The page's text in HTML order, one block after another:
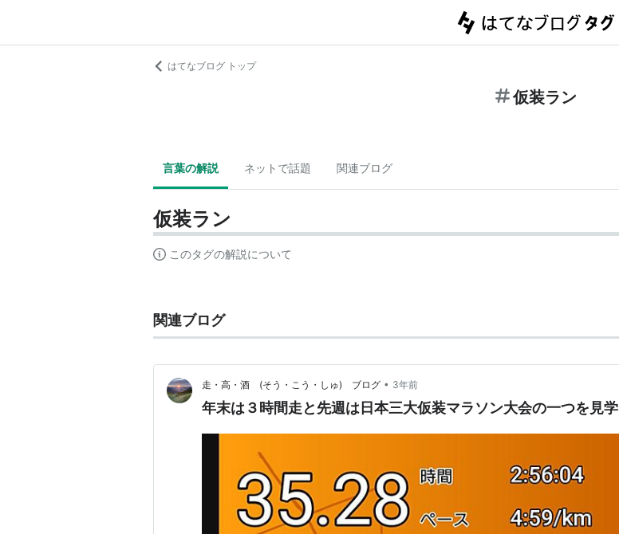
はてなブログ トップ
仮装ラン
言葉の解説 ネットで話題 関連ブログ
仮装ラン
このタグの解説について
関連ブログ
走・高・酒 (そう・こう・しゅ) ブログ • 3年前
年末は３時間走と先週は日本三大仮装マラソン大会の一つを見学